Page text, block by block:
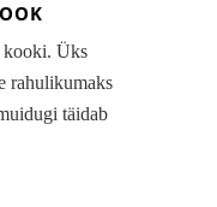
kooki. Üks
rahulikumaks
täidab